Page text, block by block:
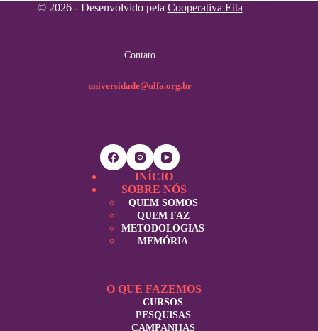
© 2026 - Desenvolvido pela Cooperativa Eita
Contato
universidade@ulfa.org.br
INÍCIO
SOBRE NÓS
QUEM SOMOS
QUEM FAZ
METODOLOGIAS
MEMÓRIA
O QUE FAZEMOS
CURSOS
PESQUISAS
CAMPANHAS